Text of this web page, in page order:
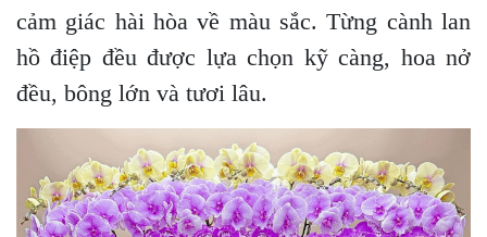
cảm giác hài hòa về màu sắc. Từng cành lan
hồ điệp đều được lựa chọn kỹ càng, hoa nở
đều, bông lớn và tươi lâu.